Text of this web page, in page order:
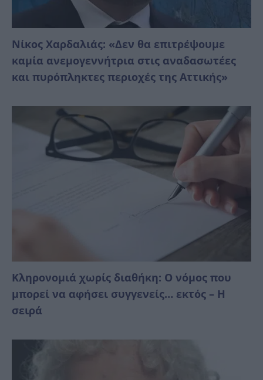
Νίκος Χαρδαλιάς: «Δεν θα επιτρέψουμε
καμία ανεμογεννήτρια στις αναδασωτέες
και πυρόπληκτες περιοχές της Αττικής»
Κληρονομιά χωρίς διαθήκη: Ο νόμος που
μπορεί να αφήσει συγγενείς… εκτός – Η
σειρά